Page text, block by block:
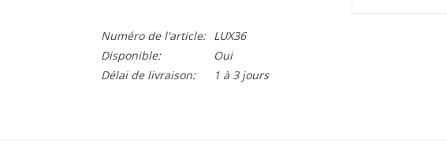
Numéro de l'article:
LUX36
Disponible:
Oui
Délai de livraison:
1 à 3 jours